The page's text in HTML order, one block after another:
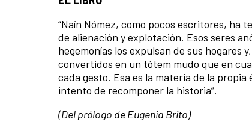
“Naín Nómez, como pocos escritores, ha
de alienación y explotación. Esos seres
hegemonías los expulsan de sus hogares
convertidos en un tótem mudo que en
cada gesto. Esa es la materia de la
intento de recomponer la historia”.
(Del prólogo de Eugenia Brito)